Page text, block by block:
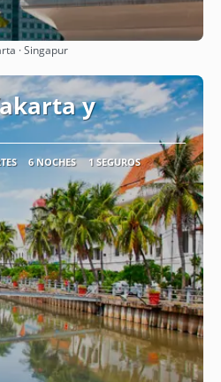
Ver
· Singapur
y
6 NOCHES 1 SEGUROS